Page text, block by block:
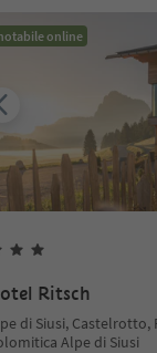
online
Ritsch
di Siusi, Castelrotto,
Alpe di Siusi